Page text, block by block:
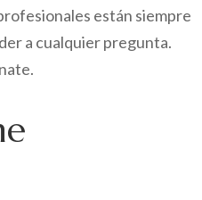
están siempre
a cualquier pregunta.